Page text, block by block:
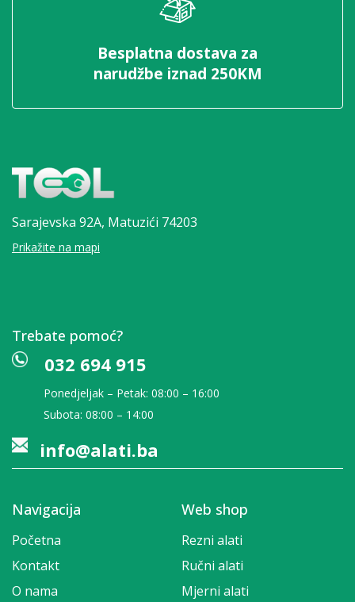
Besplatna dostava za
narudžbe iznad 250KM
Sarajevska 92A, Matuzići 74203
Prikažite na mapi
Trebate pomoć?
032 694 915
Ponedjeljak – Petak: 08:00 – 16:00
Subota: 08:00 – 14:00
info@alati.ba
Navigacija
Početna
Kontakt
O nama
Web shop
Rezni alati
Ručni alati
Mjerni alati